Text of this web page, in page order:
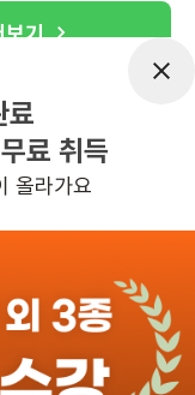
보기
료
료 취득
올라가요